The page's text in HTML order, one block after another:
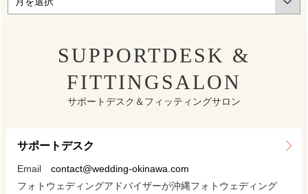
SUPPORTDESK &
FITTINGSALON
サポートデスク＆フィッティングサロン
サポートデスク
Email contact@wedding-okinawa.com
フォトウェディングアドバイザーが沖縄フォトウェディング